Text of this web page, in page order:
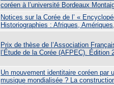
coréen à l’université Bordeaux
Notices sur la Corée de l’ «
Historiographies : Afriques,
Prix de thèse de l’Association
l’Étude de la Corée (AFPEC). Édition
Un mouvement identitaire coréen par
musique mondialisée ? La